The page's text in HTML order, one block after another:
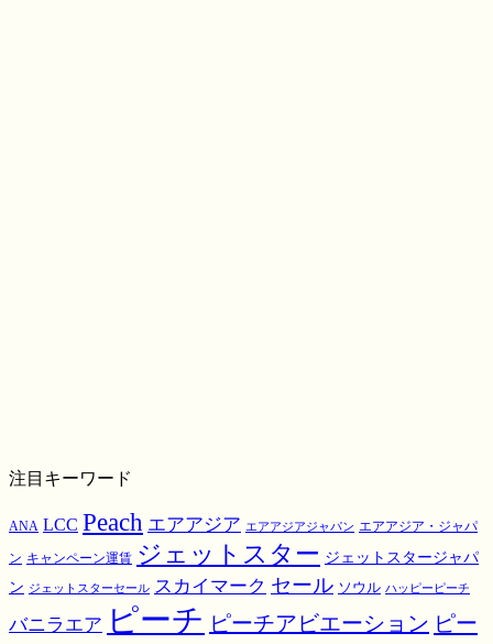
注目キーワード
ANA LCC Peach エアアジア エアアジアジャパン エアアジア・ジャパ
ン キャンペーン運賃 ジェットスター ジェットスタージャパ
ン ジェットスターセール スカイマーク セール ソウル ハッピーピーチ
バニラエア ピーチ ピーチアビエーション ピー